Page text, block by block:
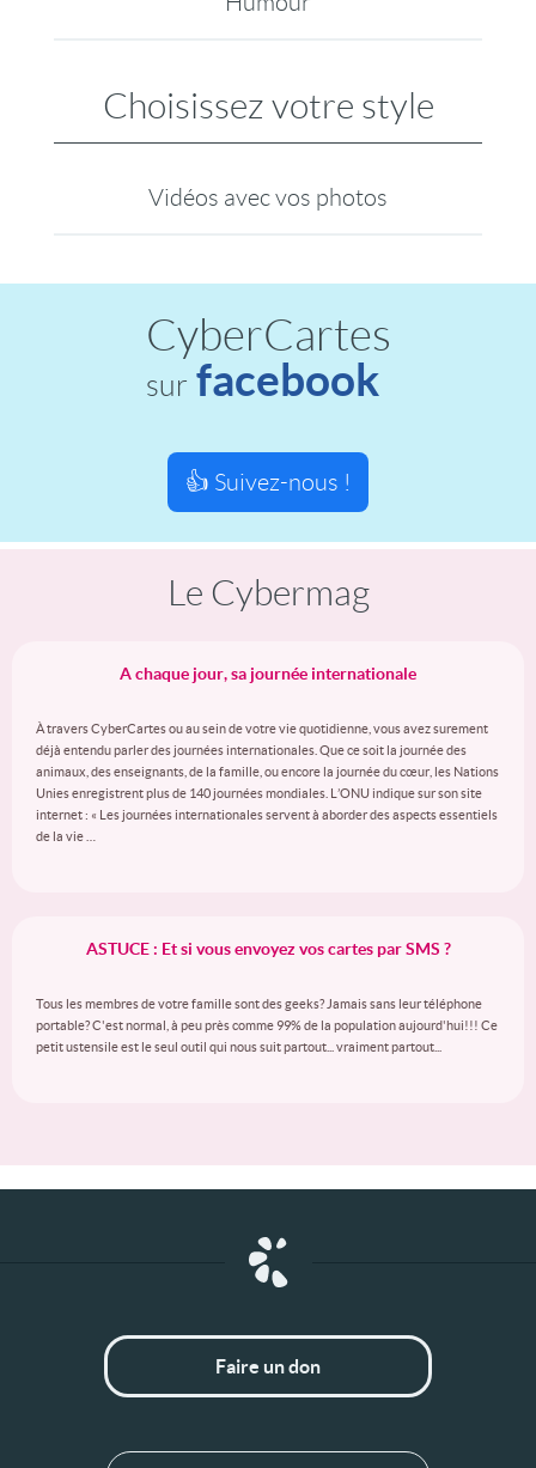
Choisissez votre style
Vidéos avec vos photos
CyberCartes
sur facebook
👍 Suivez-nous !
Le Cybermag
A chaque jour, sa journée internationale
À travers CyberCartes ou au sein de votre vie quotidienne, vous avez surement
déjà entendu parler des journées internationales. Que ce soit la journée des
animaux, des enseignants, de la famille, ou encore la journée du cœur, les Nations
Unies enregistrent plus de 140 journées mondiales. L’ONU indique sur son site
internet : « Les journées internationales servent à aborder des aspects essentiels
de la vie …
ASTUCE : Et si vous envoyez vos cartes par SMS ?
Tous les membres de votre famille sont des geeks? Jamais sans leur téléphone
portable? C'est normal, à peu près comme 99% de la population aujourd'hui!!! Ce
petit ustensile est le seul outil qui nous suit partout... vraiment partout...
Faire un don